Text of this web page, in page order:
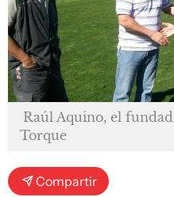
Raúl Aquino, el
Torque
Compartir